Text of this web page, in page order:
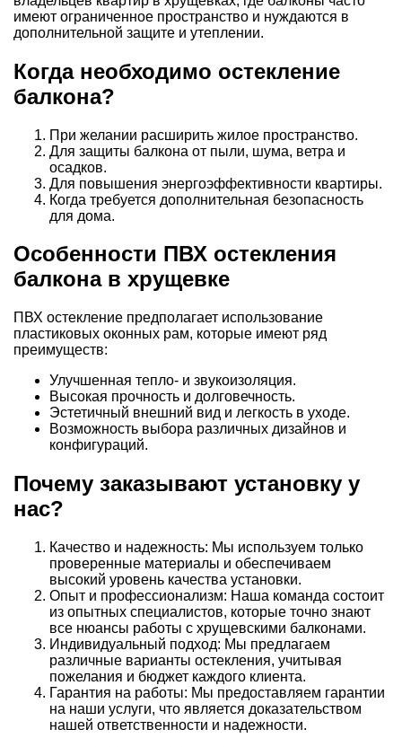
имеют ограниченное пространство и нуждаются в
дополнительной защите и утеплении.
Когда необходимо остекление
балкона?
При желании расширить жилое пространство.
Для защиты балкона от пыли, шума, ветра и
осадков.
Для повышения энергоэффективности квартиры.
Когда требуется дополнительная безопасность
для дома.
Особенности ПВХ остекления
балкона в хрущевке
ПВХ остекление предполагает использование
пластиковых оконных рам, которые имеют ряд
преимуществ:
Улучшенная тепло- и звукоизоляция.
Высокая прочность и долговечность.
Эстетичный внешний вид и легкость в уходе.
Возможность выбора различных дизайнов и
конфигураций.
Почему заказывают установку у
нас?
Качество и надежность: Мы используем только
проверенные материалы и обеспечиваем
высокий уровень качества установки.
Опыт и профессионализм: Наша команда состоит
из опытных специалистов, которые точно знают
все нюансы работы с хрущевскими балконами.
Индивидуальный подход: Мы предлагаем
различные варианты остекления, учитывая
пожелания и бюджет каждого клиента.
Гарантия на работы: Мы предоставляем гарантии
на наши услуги, что является доказательством
нашей ответственности и надежности.